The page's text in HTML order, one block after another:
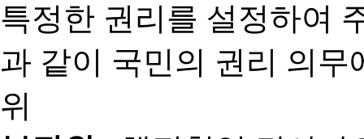
특정한 권리를 설정하여
과 같이 국민의 권리 의
위